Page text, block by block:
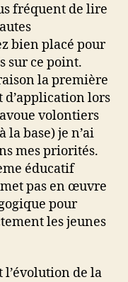
fréquent de lire
bien placé pour
sur ce point.
la première
d’application lors
volontiers
base) je n’ai
mes priorités.
éducatif
pas en œuvre
pour
les jeunes
l’évolution de la